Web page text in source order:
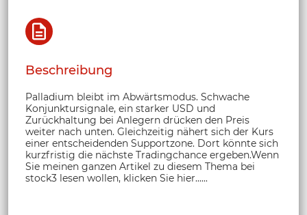
Beschreibung
Palladium bleibt im Abwärtsmodus. Schwache
Konjunktursignale, ein starker USD und
Zurückhaltung bei Anlegern drücken den Preis
weiter nach unten. Gleichzeitig nähert sich der Kurs
einer entscheidenden Supportzone. Dort könnte sich
kurzfristig die nächste Tradingchance ergeben.Wenn
Sie meinen ganzen Artikel zu diesem Thema bei
stock3 lesen wollen, klicken Sie hier......